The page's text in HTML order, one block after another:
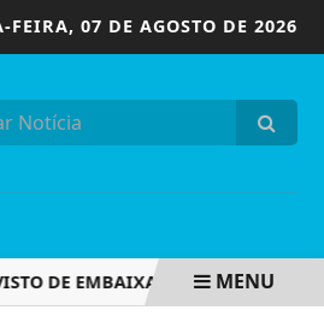
FEIRA, 07 DE AGOSTO DE 2026
DE EMBAIXADORA MENU